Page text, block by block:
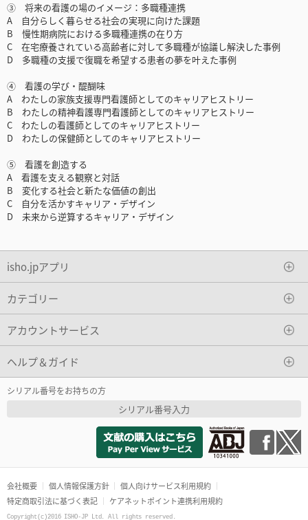
③ 将来の看護の場のイメージ：多職種連携
A 自分らしく暮らせる社会の実現に向けた課題
B 慢性期病院における多職種連携の在り方
C 在宅療養されている高齢者に対して多職種が協議し解決した事例
D 多職種の支援で復職を希望する患者の夢を叶えた事例
④ 看護の学び・醍醐味
A わたしの家族支援専門看護師としてのキャリアヒストリー
B わたしの精神看護専門看護師としてのキャリアヒストリー
C わたしの看護師としてのキャリアヒストリー
D わたしの保健師としてのキャリアヒストリー
⑤ 看護を創造する
A 看護を支える観察と対話
B 変化する社会と新たな価値の創出
C 自分を活かすキャリア・デザイン
D 未来から逆算するキャリア・デザイン
isho.jpアプリ
カテゴリー
アカウントサービス
ヘルプ＆ガイド
シリアル番号をお持ちの方
シリアル番号入力
会社概要 個人情報保護方針
個人向けサービス利用規約
特定商取引法に基づく表記
ケアネットポイント連携利用規約
Copyright(c)2016 ISHO-JP Ltd. All rights reserved.